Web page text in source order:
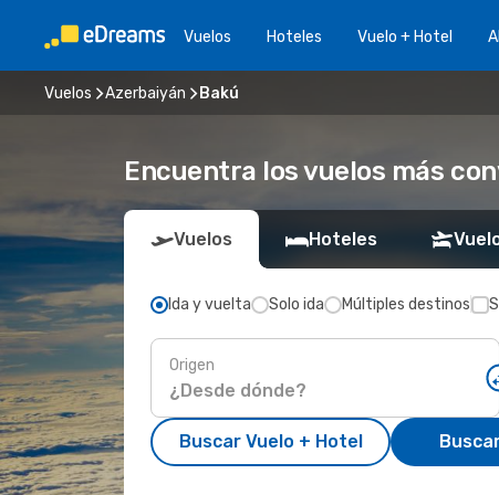
Vuelos Hoteles Vuelo + Hotel
Vuelos Azerbaiyán Bakú
Encuentra los vuelos más
Vuelos Hoteles
Ida y vuelta Solo ida Múltiples destinos
Origen
Buscar Vuelo + Hotel